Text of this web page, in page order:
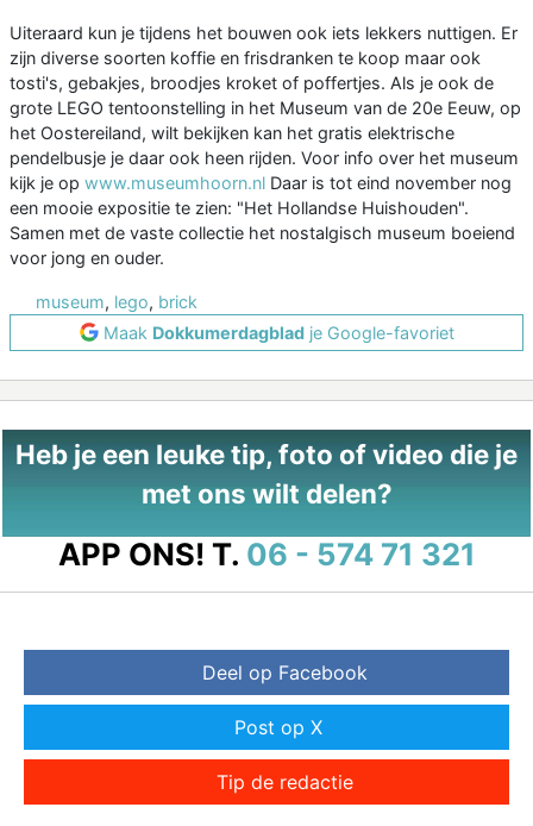
Uiteraard kun je tijdens het bouwen ook iets lekkers nuttigen. Er
zijn diverse soorten koffie en frisdranken te koop maar ook
tosti's, gebakjes, broodjes kroket of poffertjes. Als je ook de
grote LEGO tentoonstelling in het Museum van de 20e Eeuw, op
het Oostereiland, wilt bekijken kan het gratis elektrische
pendelbusje je daar ook heen rijden. Voor info over het museum
kijk je op www.museumhoorn.nl Daar is tot eind november nog
een mooie expositie te zien: "Het Hollandse Huishouden".
Samen met de vaste collectie het nostalgisch museum boeiend
voor jong en ouder.
museum, lego, brick
Maak Dokkumerdagbladje Google-favoriet
Heb je een leuke tip, foto of video die je
met ons wilt delen?
APP ONS! T. 06 - 574 71 321
Deel op Facebook
Post op X
Tip de redactie